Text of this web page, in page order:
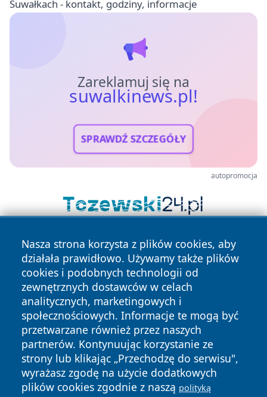
Suwałkach - kontakt, godziny, informacje
Zareklamuj się na
suwalkinews.pl!
SPRAWDŹ SZCZEGÓŁY
autopromocja
Nasza strona korzysta z plików cookies, aby
działała prawidłowo. Używamy także plików
cookies i podobnych technologii od
zewnętrznych dostawców w celach
analitycznych, marketingowych i
społecznościowych. Informacje te mogą być
przetwarzane również przez naszych
partnerów. Kontynuując korzystanie ze
strony lub klikając „Przechodzę do serwisu",
wyrażasz zgodę na użycie dodatkowych
plików cookies zgodnie z naszą polityką
Copyright © 2026 suwalkinews.pl Wszystkie prawa
zastrzeżone.
News Autorzy
Polityka
Prywatności
Polityka
Cookies